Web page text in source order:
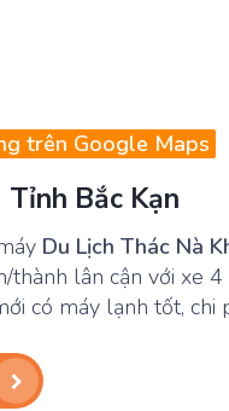
trên Google Maps
Bắc Kạn
Du Lịch Thác Nà
thành lân cận với xe 4
có máy lạnh tốt, chi